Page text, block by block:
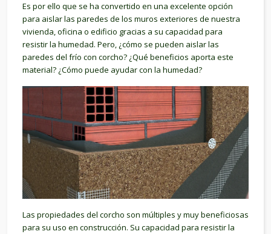
Es por ello que se ha convertido en una excelente opción
para aislar las paredes de los muros exteriores de nuestra
vivienda, oficina o edificio gracias a su capacidad para
resistir la humedad. Pero, ¿cómo se pueden aislar las
paredes del frío con corcho? ¿Qué beneficios aporta este
material? ¿Cómo puede ayudar con la humedad?
Las propiedades del corcho son múltiples y muy beneficiosas
para su uso en construcción. Su capacidad para resistir la